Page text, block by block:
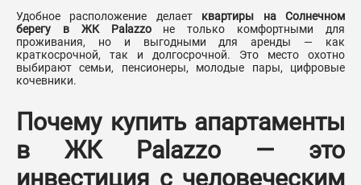
Удобное расположение делает квартиры на Солнечном
берегу в ЖК Palazzoне только комфортными для
проживания, но и выгодными для аренды — как
краткосрочной, так и долгосрочной. Это место охотно
выбирают семьи, пенсионеры, молодые пары, цифровые
кочевники.
Почему купить апартаменты
в ЖК Palazzo — это
инвестиция с человеческим